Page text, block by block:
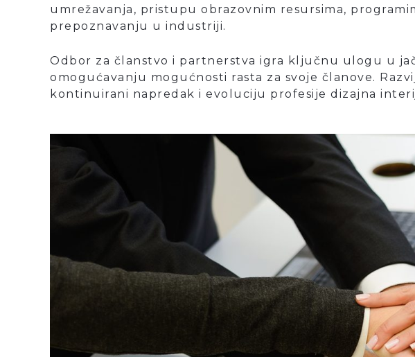
umrežavanja, pristupu obrazovnim resursima,
prepoznavanju u industriji.
Odbor za članstvo i partnerstva igra ključnu ulogu u
omogućavanju mogućnosti rasta za svoje članove.
kontinuirani napredak i evoluciju profesije dizajna